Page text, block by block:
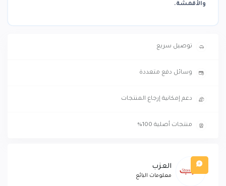
والأقمشة.
توصيل سريع
وسائل دفع متعددة
دعم إمكانية إرجاع المنتجات
منتجات أصلية 100%
العزب
معلومات البائع